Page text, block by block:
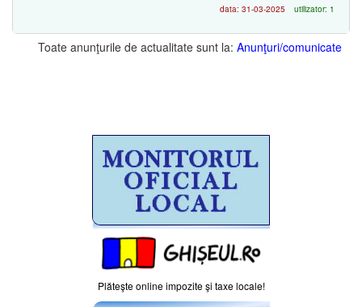
data: 31-03-2025 utilizator: 1
Toate anunţurile de actualitate sunt la: Anunţuri/comunicate
Plăteşte online impozite şi taxe locale!